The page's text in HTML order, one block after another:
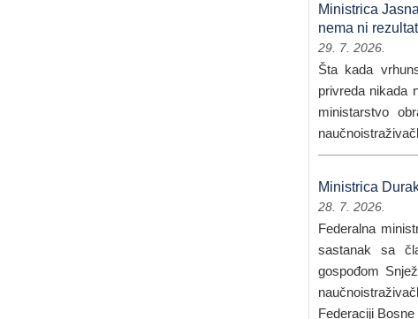
Ministrica
nema ni
29. 7. 2026.
Šta kada
privreda nikada
ministarstvo
Ministrica
28. 7. 2026.
Federalna
sastanak sa
gospođom
Federaciji